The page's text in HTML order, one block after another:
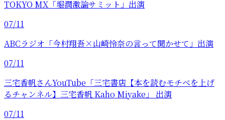
TOKYO MX「堀潤激論サミット」出演
07/11
ABCラジオ「今村翔吾×山崎怜奈の言って聞かせて」出演
07/11
三宅香帆さんYouTube「三宅書店【本を読むモチベを上げ
るチャンネル】三宅香帆 Kaho Miyake」 出演
07/11